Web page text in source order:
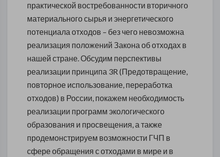
практической востребованности вторичного
материального сырья и энергетического
потенциала отходов – без чего невозможна
реализация положений Закона об отходах в
нашей стране. Обсудим перспективы
реализации принципа 3R (Предотвращение,
повторное использование, переработка
отходов) в России, покажем необходимость
реализации программ экологического
образования и просвещения, а также
продемонстрируем возможности ГЧП в
сфере обращения с отходами в мире и в